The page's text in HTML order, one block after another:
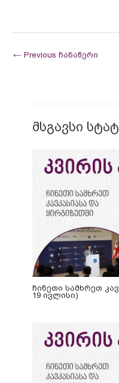
← Previous ჩანაწერი
მსგავსი
ჩინეთი სამხრეთ
19 ივლისი)